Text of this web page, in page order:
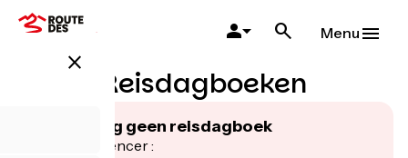
Overslaan
close
Menu
Reisdagboeken
U heeft nog geen reisdagboek
Pour commencer :